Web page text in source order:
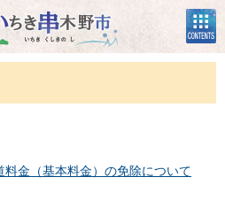
き串木野市
コン
テン
ツメ
金（基本料金）の免除について